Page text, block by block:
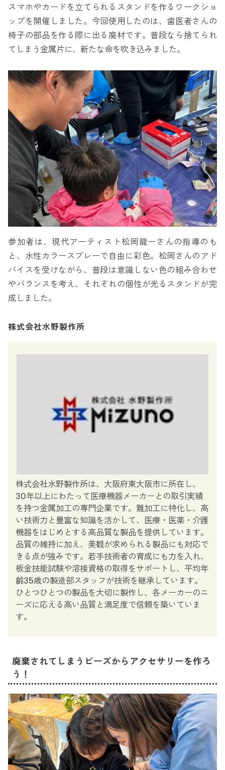
スマホやカードを立てられるスタンドを作るワークショ
ップを開催しました。今回使用したのは、歯医者さんの
椅子の部品を作る際に出る廃材です。普段なら捨てられ
てしまう金属片に、新たな命を吹き込みました。
参加者は、現代アーティスト松岡龍一さんの指導のも
と、水性カラースプレーで自由に彩色。松岡さんのアド
バイスを受けながら、普段は意識しない色の組み合わせ
やバランスを考え、それぞれの個性が光るスタンドが完
成しました。
株式会社水野製作所
株式会社水野製作所は、大阪府東大阪市に所在し、
30年以上にわたって医療機器メーカーとの取引実績
を持つ金属加工の専門企業です。難加工に特化し、高
い技術力と豊富な知識を活かして、医療・医薬・介護
機器をはじめとする高品質な製品を提供しています。
品質の維持に加え、美観が求められる製品にも対応で
きる点が強みです。若手技術者の育成にも力を入れ、
板金技能試験や溶接資格の取得をサポートし、平均年
齢35歳の製造部スタッフが技術を継承しています。
ひとつひとつの製品を大切に製作し、各メーカーのニ
ーズに応える高い品質と満足度で信頼を築いていま
す。
廃棄されてしまうビーズからアクセサリーを作ろ
う！